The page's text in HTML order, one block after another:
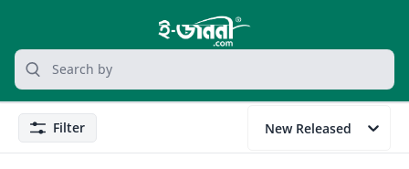
grocery search at header
Search
FilterFilter New Released